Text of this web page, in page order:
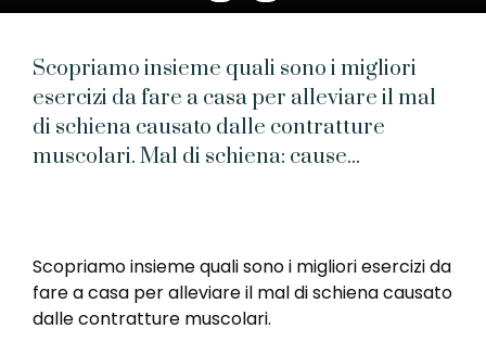
Scopriamo insieme quali sono i migliori
esercizi da fare a casa per alleviare il mal
di schiena causato dalle contratture
muscolari. Mal di schiena: cause...
Scopriamo insieme quali sono i migliori esercizi da
fare a casa per alleviare il mal di schiena causato
dalle contratture muscolari.